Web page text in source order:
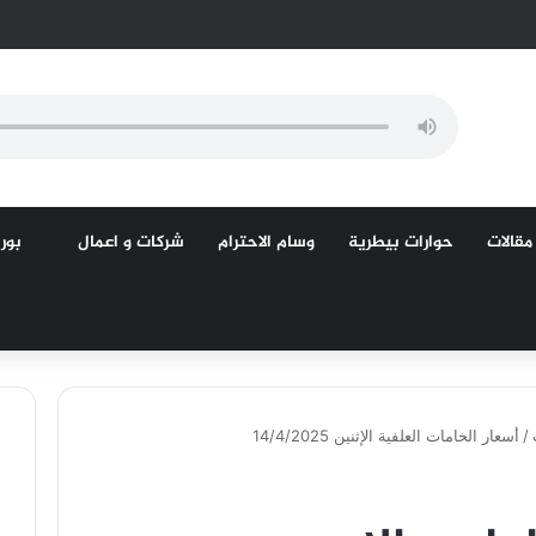
مقالات حوارات بيطرية وسام الاحترام شركات و اعمال
/ أسعار الخامات العلفية الإثنين 14/4/2025